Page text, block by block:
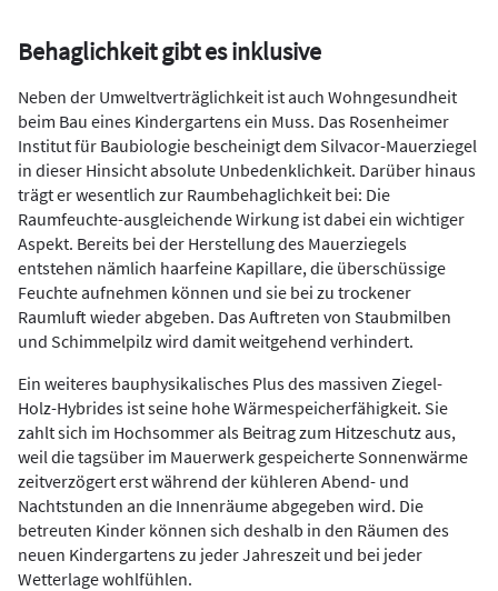
Behaglichkeit gibt es inklusive
Neben der Umweltverträglichkeit ist auch Wohngesundheit
beim Bau eines Kindergartens ein Muss. Das Rosenheimer
Institut für Baubiologie bescheinigt dem Silvacor-Mauerziegel
in dieser Hinsicht absolute Unbedenklichkeit. Darüber hinaus
trägt er wesentlich zur Raumbehaglichkeit bei: Die
Raumfeuchte-ausgleichende Wirkung ist dabei ein wichtiger
Aspekt. Bereits bei der Herstellung des Mauerziegels
entstehen nämlich haarfeine Kapillare, die überschüssige
Feuchte aufnehmen können und sie bei zu trockener
Raumluft wieder abgeben. Das Auftreten von Staubmilben
und Schimmelpilz wird damit weitgehend verhindert.
Ein weiteres bauphysikalisches Plus des massiven Ziegel-
Holz-Hybrides ist seine hohe Wärmespeicherfähigkeit. Sie
zahlt sich im Hochsommer als Beitrag zum Hitzeschutz aus,
weil die tagsüber im Mauerwerk gespeicherte Sonnenwärme
zeitverzögert erst während der kühleren Abend- und
Nachtstunden an die Innenräume abgegeben wird. Die
betreuten Kinder können sich deshalb in den Räumen des
neuen Kindergartens zu jeder Jahreszeit und bei jeder
Wetterlage wohlfühlen.